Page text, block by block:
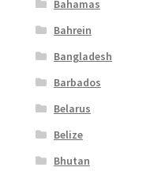
Bahamas
Bahrein
Bangladesh
Barbados
Belarus
Belize
Bhutan